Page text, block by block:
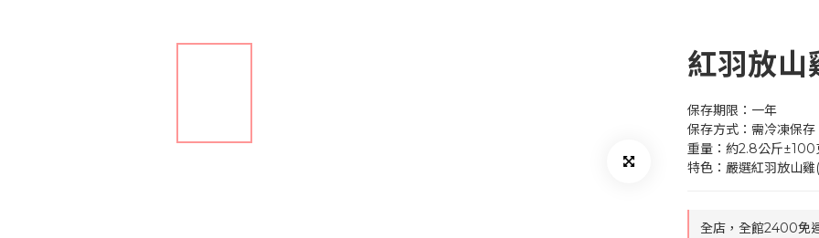
紅羽放山
保存期限：一年
保存方式：需冷凍保
重量：約2.8公斤±100
特色：嚴選紅羽放山雞
全店，全館2400免